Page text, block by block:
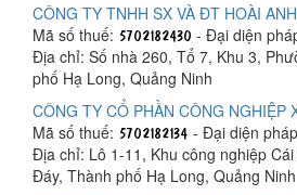
CÔNG TY TNHH SX VÀ ĐT HOÀI ANH
Mã số thuế:
- Đại diện
Địa chỉ: Số nhà 260, Tổ 7, Khu 3,
phố Hạ Long, Quảng Ninh
CÔNG TY CỔ PHẦN CÔNG NGHIỆP
Mã số thuế:
- Đại diện
Địa chỉ: Lô 1-11, Khu công nghiệp
Đáy, Thành phố Hạ Long, Quảng Ninh